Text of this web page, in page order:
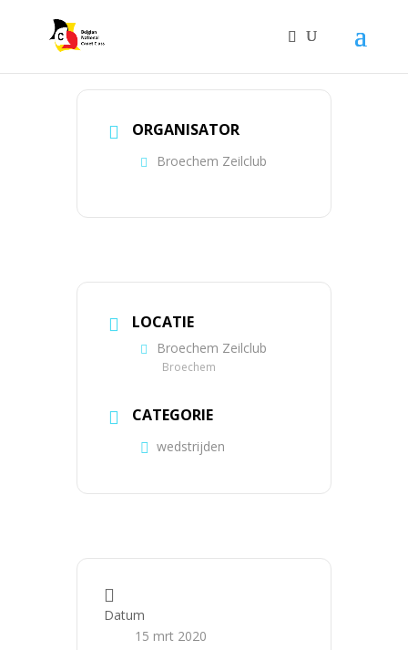
ORGANISATOR
Broechem Zeilclub
LOCATIE
Broechem Zeilclub
Broechem
CATEGORIE
wedstrijden
Datum
15 mrt 2020